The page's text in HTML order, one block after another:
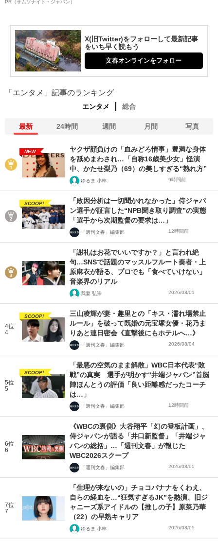
PR（サムソナイト・ジャパン）
X(旧Twitter)をフォローして最新記事
をいち早く読もう
文春オンラインをフォロー
「エンタメ」記事のランキング
エンタメ 総合
最新 24時間 週間 月間 写真
NEW
ヤクザ顔負けの「血みどろ情事」豊満な身体
を舐めまわされ…「自称16歳美少女」怪演
中、かたせ梨乃（69）の美しすぎる“熟れ方”
ゆるま 小林 9時間前
SCOOP!
「敗因分析は一切聞かれなかった」侍ジャパ
ン選手が証言した“NPB聞き取り調査”の実態
「選手から次期監督の要求は…」
「週刊文春」編集部 12時間前
「謝礼はお花でいいですか？」と言われ絶
句…SNSで話題のマッスルフルート奏者・上
原麻衣が語る、プロでも「食べていけない」
音楽界のリアル
我妻 弘崇 2026/08/01
4位
4
SCOOP!
三山凌輝が妻・趣里との「キス・濡れ場禁止
ルール」を破って既婚の元宝塚女優・花乃ま
りあと連日密会《直撃後にもホテルへ…》
「週刊文春」編集部 2026/08/04
5位
5
SCOOP!
「最悪の空気のまま解散」WBC日本代表“敗
戦”の真実 選手が明かす“井端ジャパン”首脳
陣ほんとうの評価「良い距離感だったコーチ
は…」
「週刊文春」編集部 12時間前
6位
6
《WBCの裏側》大谷翔平「幻の登板計画」、
侍ジャパンが語る「井口新監督」「井端ジャ
パンの総括」…「週刊文春」が報じた
WBC2026スクープ
「週刊文春」編集部 2026/08/05
7位
7
「生理が来ないの」チョコバナナをくわえ、
自らの経血を…“狂気すぎるJK”を熱演、旧ジ
ャニーズ系アイドルの【推しの子】原菜乃華
（22）の早熟キャリア
ゆるま 小林 2026/08/05